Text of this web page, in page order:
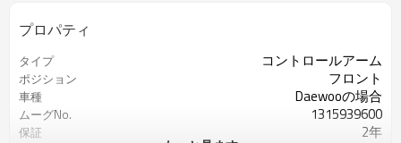
プロパティ
タイプ コントロールアーム
ポジション フロント
車種 Daewooの場合
ムーグNo. 1315939600
保証 2年